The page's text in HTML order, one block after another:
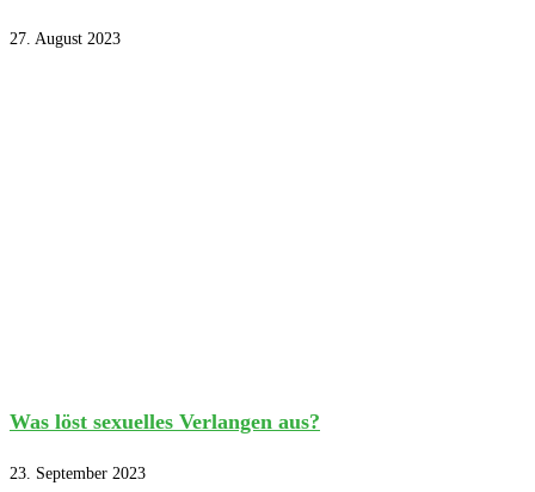
27. August 2023
Was löst sexuelles Verlangen aus?
23. September 2023